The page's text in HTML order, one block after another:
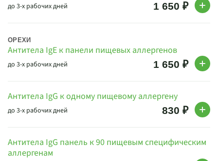
до 3-х рабочих дней 1 650 ₽
Антитела IgE к панели пищевых аллергенов
ОРЕХИ
до 3-х рабочих дней 1 650 ₽
Антитела IgG к одному пищевому аллергену
до 3-х рабочих дней 830 ₽
Антитела IgG панель к 90 пищевым специфическим
аллергенам